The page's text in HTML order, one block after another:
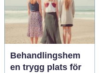
Behandlingshem
en trygg plats för